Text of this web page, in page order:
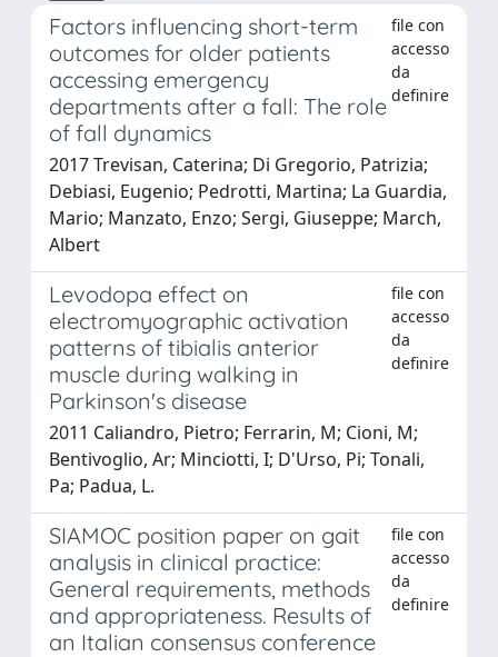
Factors influencing short-term
outcomes for older patients
accessing emergency
departments after a fall: The role
of fall dynamics
file con
accesso
da
definire
2017 Trevisan, Caterina; Di Gregorio, Patrizia;
Debiasi, Eugenio; Pedrotti, Martina; La Guardia,
Mario; Manzato, Enzo; Sergi, Giuseppe; March,
Albert
Levodopa effect on
electromyographic activation
patterns of tibialis anterior
muscle during walking in
Parkinson's disease
file con
accesso
da
definire
2011 Caliandro, Pietro; Ferrarin, M; Cioni, M;
Bentivoglio, Ar; Minciotti, I; D'Urso, Pi; Tonali,
Pa; Padua, L.
SIAMOC position paper on gait
analysis in clinical practice:
General requirements, methods
and appropriateness. Results of
an Italian consensus conference
file con
accesso
da
definire